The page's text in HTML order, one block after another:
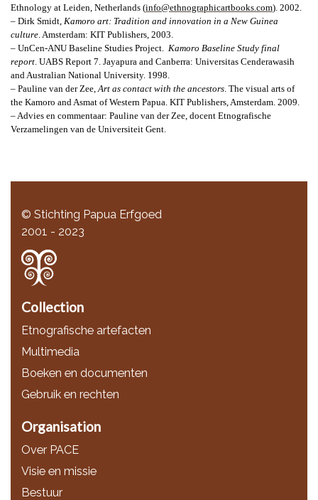
Ethnology at Leiden, Netherlands (info@ethnographicartbooks.com). 2002.
– Dirk Smidt, Kamoro art: Tradition and innovation in a New Guinea
culture . Amsterdam: KIT Publishers, 2003.
– UnCen-ANU Baseline Studies Project.
Kamoro Baseline Study final
report UABS Report 7. Jayapura and Canberra: Universitas Cenderawasih
and Australian National University. 1998.
– Pauline van der Zee, Art as contact with the ancestors . The visual arts of
the Kamoro and Asmat of Western Papua. KIT Publishers, Amsterdam. 2009.
– Advies en commentaar: Pauline van der Zee, docent Etnografische
Verzamelingen van de Universiteit Gent.
© Stichting Papua Erfgoed
2001 - 2023
Collection
Etnografische artefacten
Multimedia
Boeken en documenten
Gebruik en rechten
Organisation
Over PACE
Visie en missie
Bestuur